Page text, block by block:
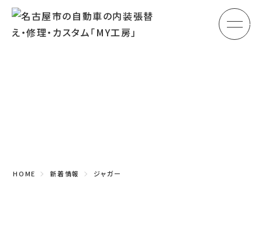
メ
HOME 新着情報 ジャガー